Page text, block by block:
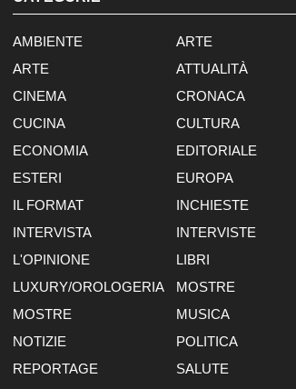
AMBIENTE
ARTE
ARTE
ATTUALITÀ
CINEMA
CRONACA
CUCINA
CULTURA
ECONOMIA
EDITORIALE
ESTERI
EUROPA
IL FORMAT
INCHIESTE
INTERVISTA
INTERVISTE
L'OPINIONE
LIBRI
LUXURY/OROLOGERIA
MOSTRE
MOSTRE
MUSICA
NOTIZIE
POLITICA
REPORTAGE
SALUTE